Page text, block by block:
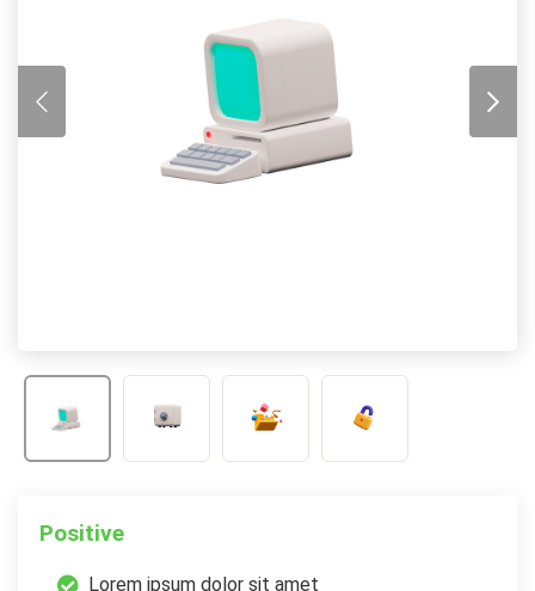
Positive
Lorem ipsum dolor sit amet